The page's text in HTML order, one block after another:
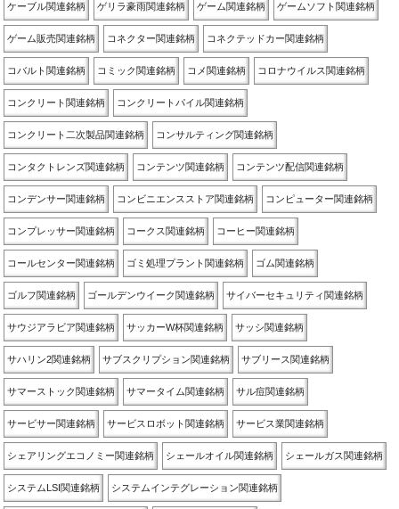
ケーブル関連銘柄 ゲリラ豪雨関連銘柄 ゲーム関連銘柄 ゲームソフト関連銘柄
ゲーム販売関連銘柄 コネクター関連銘柄 コネクテッドカー関連銘柄
コバルト関連銘柄 コミック関連銘柄 コメ関連銘柄 コロナウイルス関連銘柄
コンクリート関連銘柄 コンクリートパイル関連銘柄
コンクリート二次製品関連銘柄 コンサルティング関連銘柄
コンタクトレンズ関連銘柄 コンテンツ関連銘柄 コンテンツ配信関連銘柄
コンデンサー関連銘柄 コンビニエンスストア関連銘柄 コンピューター関連銘柄
コンプレッサー関連銘柄 コークス関連銘柄 コーヒー関連銘柄
コールセンター関連銘柄 ゴミ処理プラント関連銘柄 ゴム関連銘柄
ゴルフ関連銘柄 ゴールデンウイーク関連銘柄 サイバーセキュリティ関連銘柄
サウジアラビア関連銘柄 サッカーW杯関連銘柄 サッシ関連銘柄
サハリン2関連銘柄 サブスクリプション関連銘柄 サブリース関連銘柄
サマーストック関連銘柄 サマータイム関連銘柄 サル痘関連銘柄
サービサー関連銘柄 サービスロボット関連銘柄 サービス業関連銘柄
シェアリングエコノミー関連銘柄 シェールオイル関連銘柄 シェールガス関連銘柄
システムLSI関連銘柄 システムインテグレーション関連銘柄